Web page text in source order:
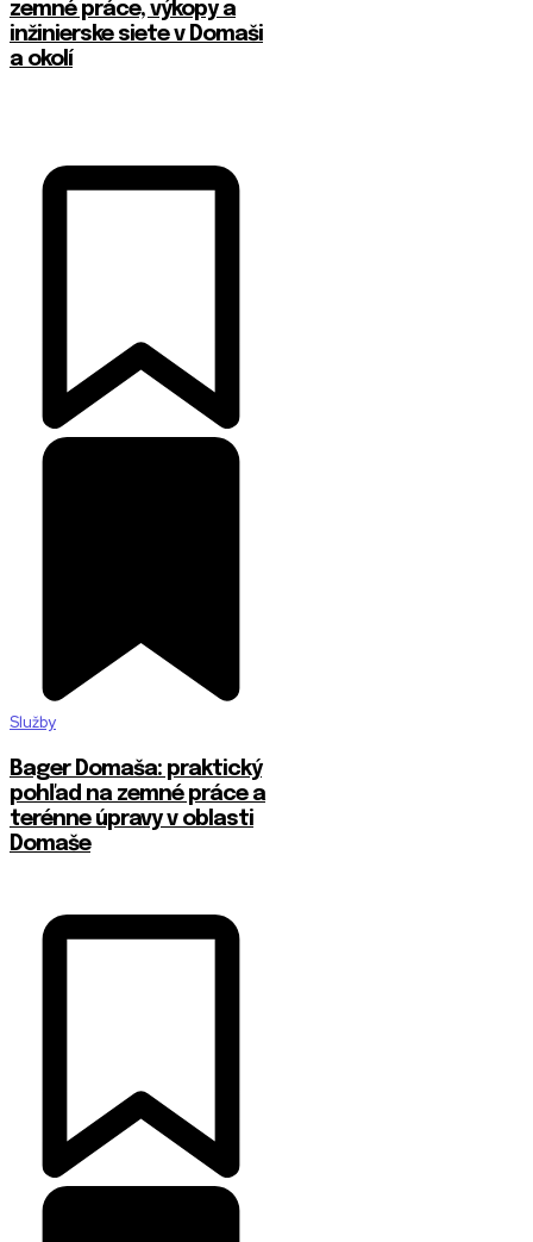
zemné práce, výkopy a
inžinierske siete v Domaši
a okolí
Služby
Bager Domaša: praktický
pohľad na zemné práce a
terénne úpravy v oblasti
Domaše